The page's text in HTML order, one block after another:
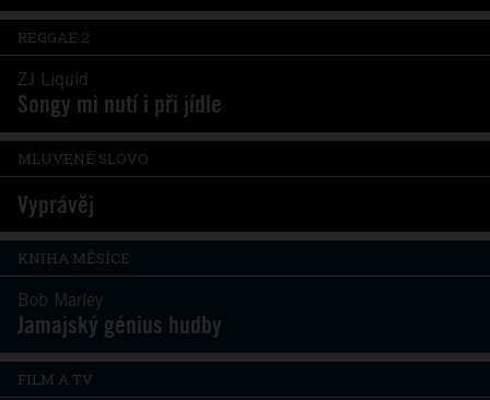
REGGAE 2
ZJ Liquid
Songy mi nutí i při jídle
MLUVENÉ SLOVO
Vyprávěj
KNIHA MĚSÍCE
Bob Marley
Jamajský génius hudby
FILM A TV